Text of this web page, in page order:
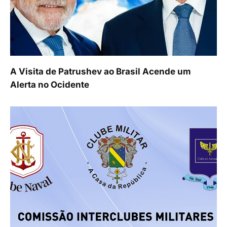
A Visita de Patrushev ao Brasil Acende um
Alerta no Ocidente